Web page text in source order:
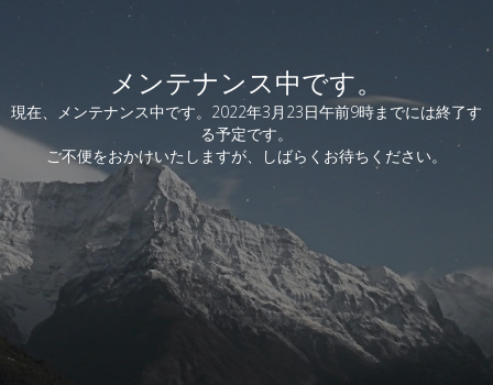
メンテナンス中です。
現在、メンテナンス中です。2022年3月23日午前9時までには終了す
る予定です。
ご不便をおかけいたしますが、しばらくお待ちください。